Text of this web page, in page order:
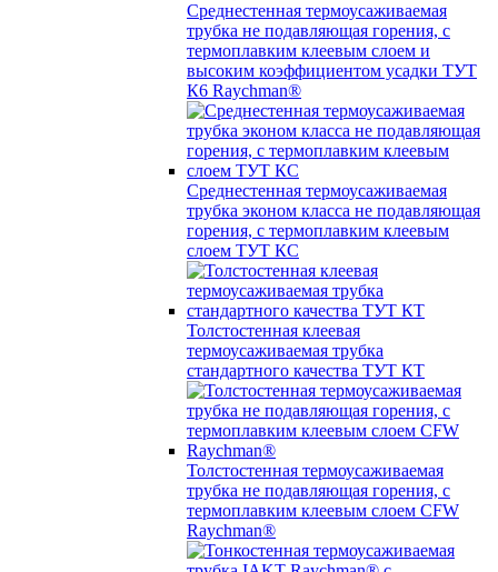
Среднестенная термоусаживаемая
трубка не подавляющая горения, с
термоплавким клеевым слоем и
высоким коэффициентом усадки ТУТ
К6 Raychman®
Среднестенная термоусаживаемая
трубка эконом класса не подавляющая
горения, с термоплавким клеевым
слоем ТУТ КС
Толстостенная клеевая
термоусаживаемая трубка
стандартного качества ТУТ КТ
Толстостенная термоусаживаемая
трубка не подавляющая горения, с
термоплавким клеевым слоем CFW
Raychman®